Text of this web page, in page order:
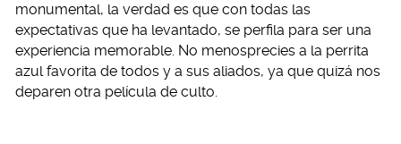
monumental, la verdad es que con todas las
expectativas que ha levantado, se perfila para ser una
experiencia memorable. No menosprecies a la perrita
azul favorita de todos y a sus aliados, ya que quizá nos
deparen otra película de culto.